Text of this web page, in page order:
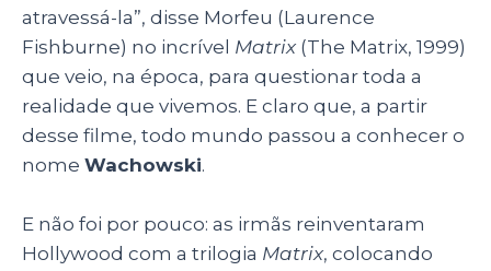
p
o
k
atravessá-la”, disse Morfeu (Laurence
Fishburne) no incrível Matrix (The Matrix, 1999)
que veio, na época, para questionar toda a
realidade que vivemos. E claro que, a partir
desse filme, todo mundo passou a conhecer o
nome Wachowski.
E não foi por pouco: as irmãs reinventaram
Hollywood com a trilogia Matrix, colocando